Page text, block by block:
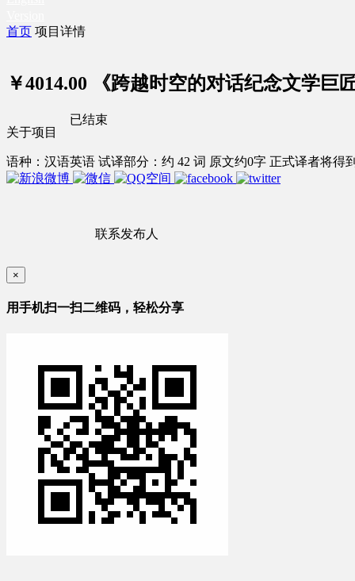
首页 项目详情
￥4014.00 《跨越时空的对话纪念文学巨
关于项目
语种：汉语英语 试译部分：约 42 词 原文约0字 正式译者将得
联系发布人
已结束
×
用手机扫一扫二维码，轻松分享